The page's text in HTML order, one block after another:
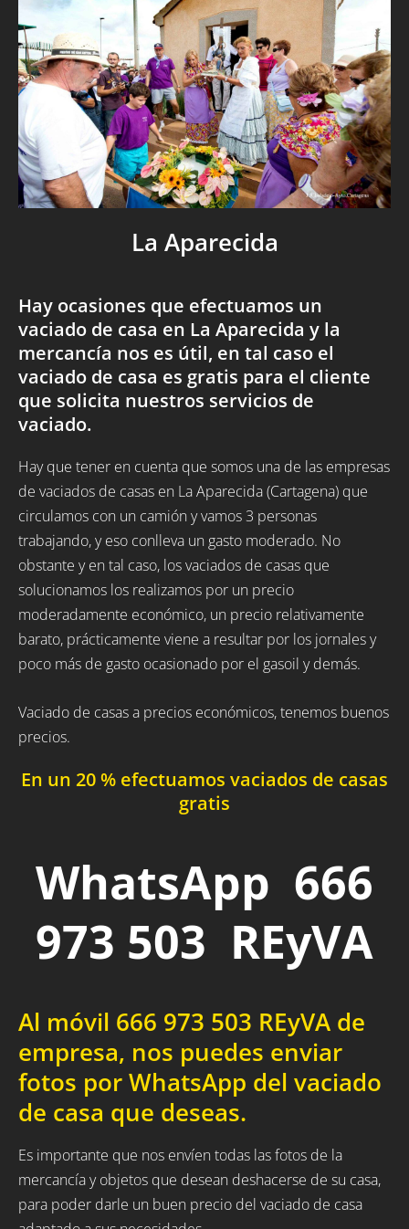
La Aparecida
Hay ocasiones que efectuamos un
vaciado de casa en La Aparecida y la
mercancía nos es útil, en tal caso el
vaciado de casa es gratis para el cliente
que solicita nuestros servicios de
vaciado.
Hay que tener en cuenta que somos una de las empresas
de vaciados de casas en La Aparecida (Cartagena) que
circulamos con un camión y vamos 3 personas
trabajando, y eso conlleva un gasto moderado. No
obstante y en tal caso, los vaciados de casas que
solucionamos los realizamos por un precio
moderadamente económico, un precio relativamente
barato, prácticamente viene a resultar por los jornales y
poco más de gasto ocasionado por el gasoil y demás.
Vaciado de casas a precios económicos, tenemos buenos
precios.
En un 20 % efectuamos vaciados de casas
gratis
WhatsApp 666
973 503 REyVA
Al móvil 666 973 503 REyVA de
empresa, nos puedes enviar
fotos por WhatsApp del vaciado
de casa que deseas.
Es importante que nos envíen todas las fotos de la
mercancía y objetos que desean deshacerse de su casa,
para poder darle un buen precio del vaciado de casa